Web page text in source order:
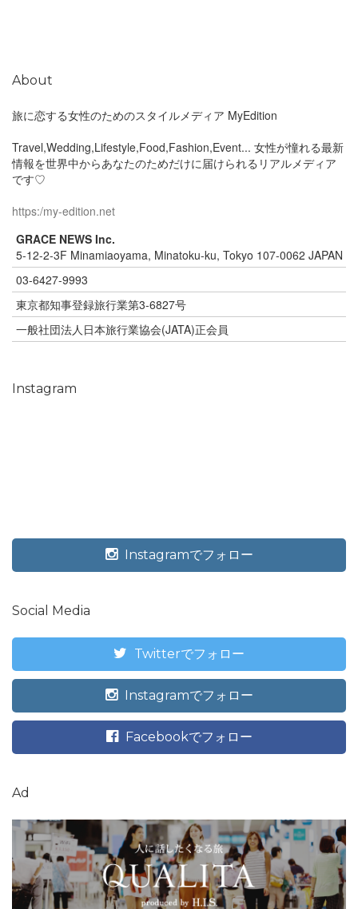
About
旅に恋する女性のためのスタイルメディア MyEdition
Travel,Wedding,Lifestyle,Food,Fashion,Event... 女性が憧れる最新
情報を世界中からあなたのためだけに届けられるリアルメディア
です♡
https:/my-edition.net
GRACE NEWS Inc.
5-12-2-3F Minamiaoyama, Minatoku-ku, Tokyo 107-0062 JAPAN
03-6427-9993
東京都知事登録旅行業第3-6827号
一般社団法人日本旅行業協会(JATA)正会員
Instagram
Instagramでフォロー
Social Media
Twitterでフォロー
Instagramでフォロー
Facebookでフォロー
Ad